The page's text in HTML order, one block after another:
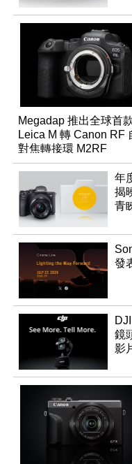
Megadap 推出全球首
Leica M 轉 Canon RF
對焦轉接環 M2RF
年
揭
青
發
鏡
影